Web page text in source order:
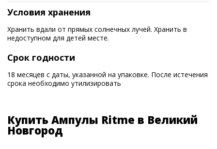
Условия хранения
Хранить вдали от прямых солнечных лучей. Хранить в
недоступном для детей месте.
Срок годности
18 месяцев с даты, указанной на упаковке. После истечения
срока необходимо утилизировать
Купить Ампулы Ritme в Великий
Новгород